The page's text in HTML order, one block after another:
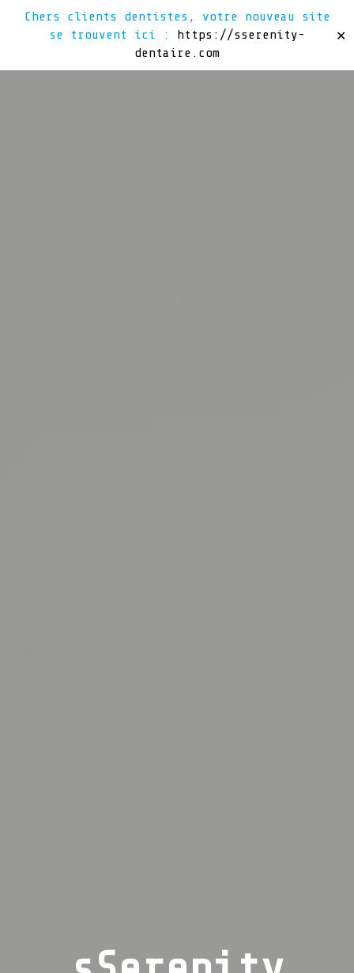
Chers clients dentistes, votre nouveau site
se trouvent ici : https://sserenity-
dentaire.com
✕